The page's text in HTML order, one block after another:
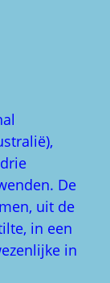
De
uit de
in een
in